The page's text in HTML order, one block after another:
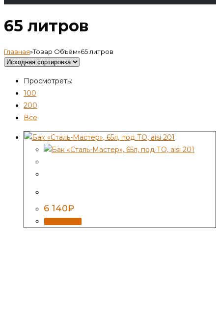
65 литров
Главная»Товар Объём»65 литров
Просмотреть:
100
200
Все
6 140₽